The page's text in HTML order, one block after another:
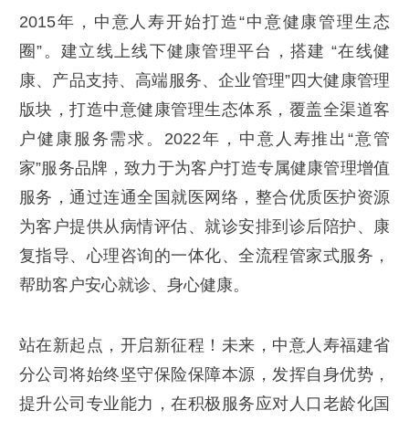
2015年，中意人寿开始打造“中意健康管理生态
圈”。建立线上线下健康管理平台，搭建 “在线健
康、产品支持、高端服务、企业管理”四大健康管理
版块，打造中意健康管理生态体系，覆盖全渠道客
户健康服务需求。2022年，中意人寿推出“意管
家”服务品牌，致力于为客户打造专属健康管理增值
服务，通过连通全国就医网络，整合优质医护资源
为客户提供从病情评估、就诊安排到诊后陪护、康
复指导、心理咨询的一体化、全流程管家式服务，
帮助客户安心就诊、身心健康。
站在新起点，开启新征程！未来，中意人寿福建省
分公司将始终坚守保险保障本源，发挥自身优势，
提升公司专业能力，在积极服务应对人口老龄化国